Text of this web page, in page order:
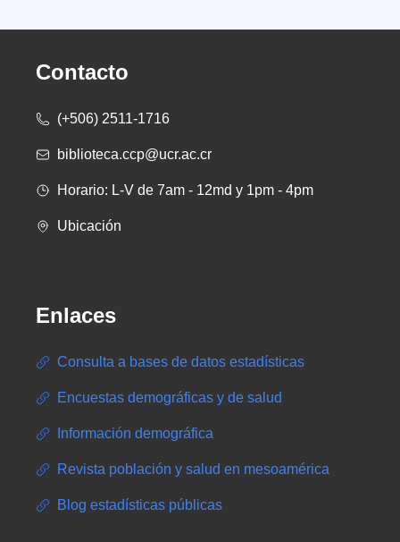
Contacto
(+506) 2511-1716
biblioteca.ccp@ucr.ac.cr
Horario: L-V de 7am - 12md y 1pm - 4pm
Ubicación
Enlaces
Consulta a bases de datos estadísticas
Encuestas demográficas y de salud
Información demográfica
Revista población y salud en mesoamérica
Blog estadísticas públicas